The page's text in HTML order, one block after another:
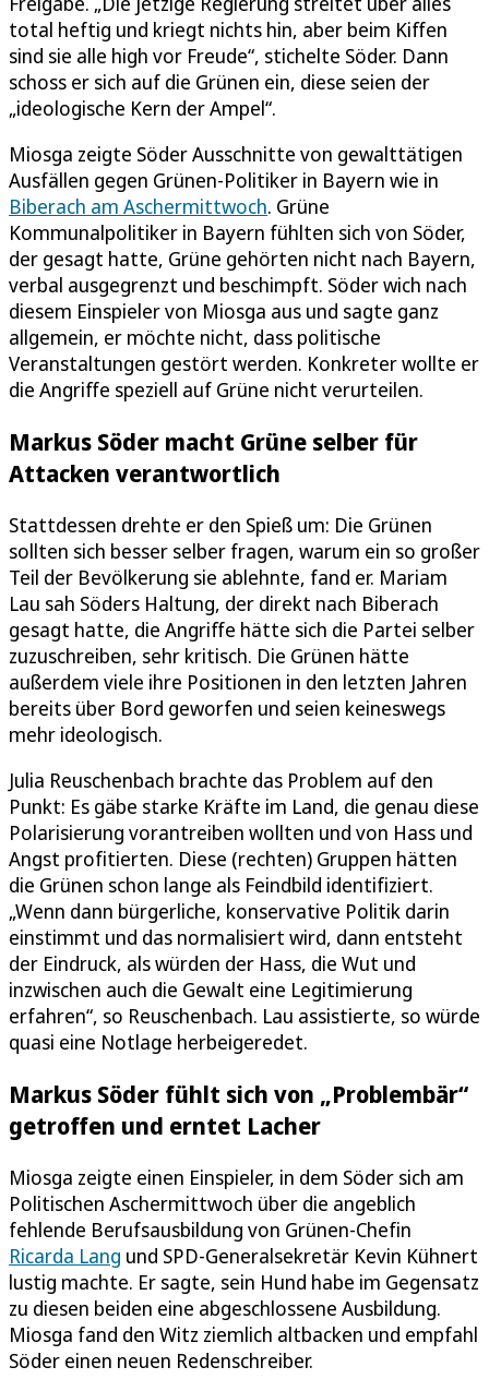
total heftig und kriegt nichts hin, aber beim Kiffen
sind sie alle high vor Freude“, stichelte Söder. Dann
schoss er sich auf die Grünen ein, diese seien der
„ideologische Kern der Ampel“.
Miosga zeigte Söder Ausschnitte von gewalttätigen
Ausfällen gegen Grünen-Politiker in Bayern wie in
Biberach am Aschermittwoch. Grüne
Kommunalpolitiker in Bayern fühlten sich von Söder,
der gesagt hatte, Grüne gehörten nicht nach Bayern,
verbal ausgegrenzt und beschimpft. Söder wich nach
diesem Einspieler von Miosga aus und sagte ganz
allgemein, er möchte nicht, dass politische
Veranstaltungen gestört werden. Konkreter wollte er
die Angriffe speziell auf Grüne nicht verurteilen.
Markus Söder macht Grüne selber für
Attacken verantwortlich
Stattdessen drehte er den Spieß um: Die Grünen
sollten sich besser selber fragen, warum ein so großer
Teil der Bevölkerung sie ablehnte, fand er. Mariam
Lau sah Söders Haltung, der direkt nach Biberach
gesagt hatte, die Angriffe hätte sich die Partei selber
zuzuschreiben, sehr kritisch. Die Grünen hätte
außerdem viele ihre Positionen in den letzten Jahren
bereits über Bord geworfen und seien keineswegs
mehr ideologisch.
Julia Reuschenbach brachte das Problem auf den
Punkt: Es gäbe starke Kräfte im Land, die genau diese
Polarisierung vorantreiben wollten und von Hass und
Angst profitierten. Diese (rechten) Gruppen hätten
die Grünen schon lange als Feindbild identifiziert.
„Wenn dann bürgerliche, konservative Politik darin
einstimmt und das normalisiert wird, dann entsteht
der Eindruck, als würden der Hass, die Wut und
inzwischen auch die Gewalt eine Legitimierung
erfahren“, so Reuschenbach. Lau assistierte, so würde
quasi eine Notlage herbeigeredet.
Markus Söder fühlt sich von „Problembär“
getroffen und erntet Lacher
Miosga zeigte einen Einspieler, in dem Söder sich am
Politischen Aschermittwoch über die angeblich
fehlende Berufsausbildung von Grünen-Chefin
Ricarda Lang und SPD-Generalsekretär Kevin Kühnert
lustig machte. Er sagte, sein Hund habe im Gegensatz
zu diesen beiden eine abgeschlossene Ausbildung.
Miosga fand den Witz ziemlich altbacken und empfahl
Söder einen neuen Redenschreiber.